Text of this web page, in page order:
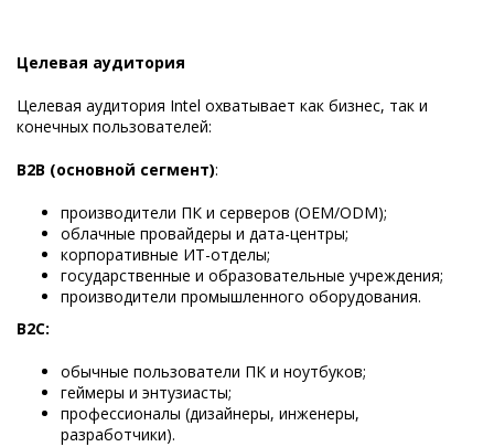
Целевая аудитория
Целевая аудитория Intel охватывает как бизнес, так и
конечных пользователей:
B2B (основной сегмент):
производители ПК и серверов (OEM/ODM);
облачные провайдеры и дата-центры;
корпоративные ИТ-отделы;
государственные и образовательные учреждения;
производители промышленного оборудования.
B2C:
обычные пользователи ПК и ноутбуков;
геймеры и энтузиасты;
профессионалы (дизайнеры, инженеры,
разработчики).